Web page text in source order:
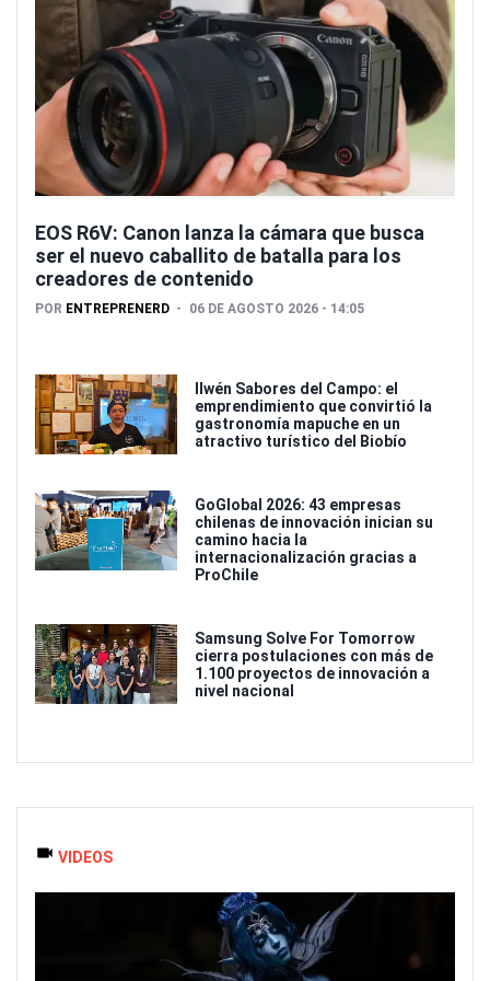
EOS R6V: Canon lanza la cámara que busca
ser el nuevo caballito de batalla para los
creadores de contenido
POR ENTREPRENERD 06 DE AGOSTO 2026 - 14:05
Ilwén Sabores del Campo: el
emprendimiento que convirtió la
gastronomía mapuche en un
atractivo turístico del Biobío
GoGlobal 2026: 43 empresas
chilenas de innovación inician su
camino hacia la
internacionalización gracias a
ProChile
Samsung Solve For Tomorrow
cierra postulaciones con más de
1.100 proyectos de innovación a
nivel nacional
VIDEOS